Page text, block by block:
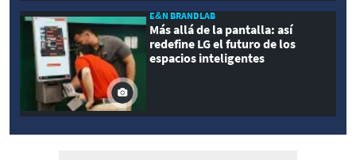
E&N BRANDLAB
Más allá de la pantalla: así
redefine LG el futuro de los
espacios inteligentes